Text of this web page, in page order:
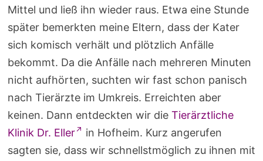
Mittel und ließ ihn wieder raus. Etwa eine Stunde
später bemerkten meine Eltern, dass der Kater
sich komisch verhält und plötzlich Anfälle
bekommt. Da die Anfälle nach mehreren Minuten
nicht aufhörten, suchten wir fast schon panisch
nach Tierärzte im Umkreis. Erreichten aber
keinen. Dann entdeckten wir die Tierärztliche
Klinik Dr. Eller
in Hofheim. Kurz angerufen
sagten sie, dass wir schnellstmöglich zu ihnen mit